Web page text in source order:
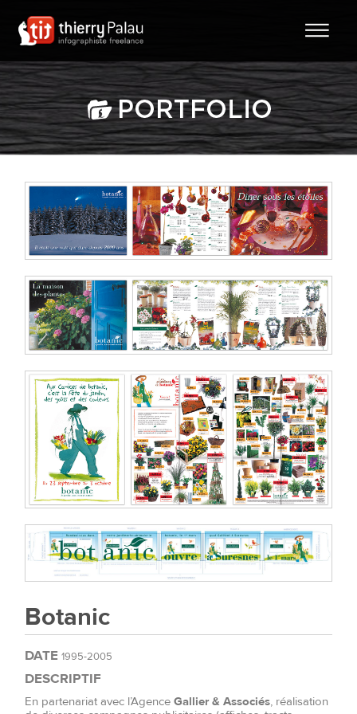
Botanic
DATE1995-2005
DESCRIPTIF
En partenariat avec l’AgenceGallier & Associés, réalisation